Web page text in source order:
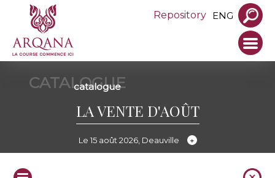
Repository ENG
CATALOGUE
catalogue
LA VENTE D'AOÛT
Le 15 août 2026, Deauville